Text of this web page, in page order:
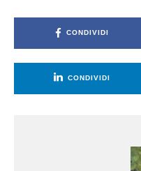
CONDIVIDI
CONDIVIDI